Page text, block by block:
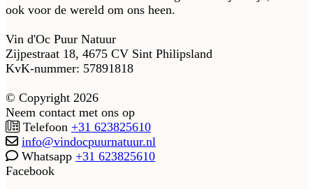
ook voor de wereld om ons heen.
Vin d'Oc Puur Natuur
Zijpestraat 18, 4675 CV Sint Philipsland
KvK-nummer: 57891818
© Copyright 2026
Neem contact met ons op
Telefoon +31 623825610
info@vindocpuurnatuur.nl
Whatsapp +31 623825610
Facebook